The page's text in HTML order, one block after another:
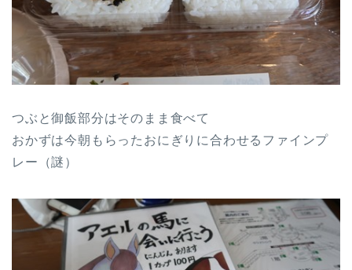
つぶと御飯部分はそのまま食べて
おかずは今朝もらったおにぎりに合わせるファインプ
レー（謎）